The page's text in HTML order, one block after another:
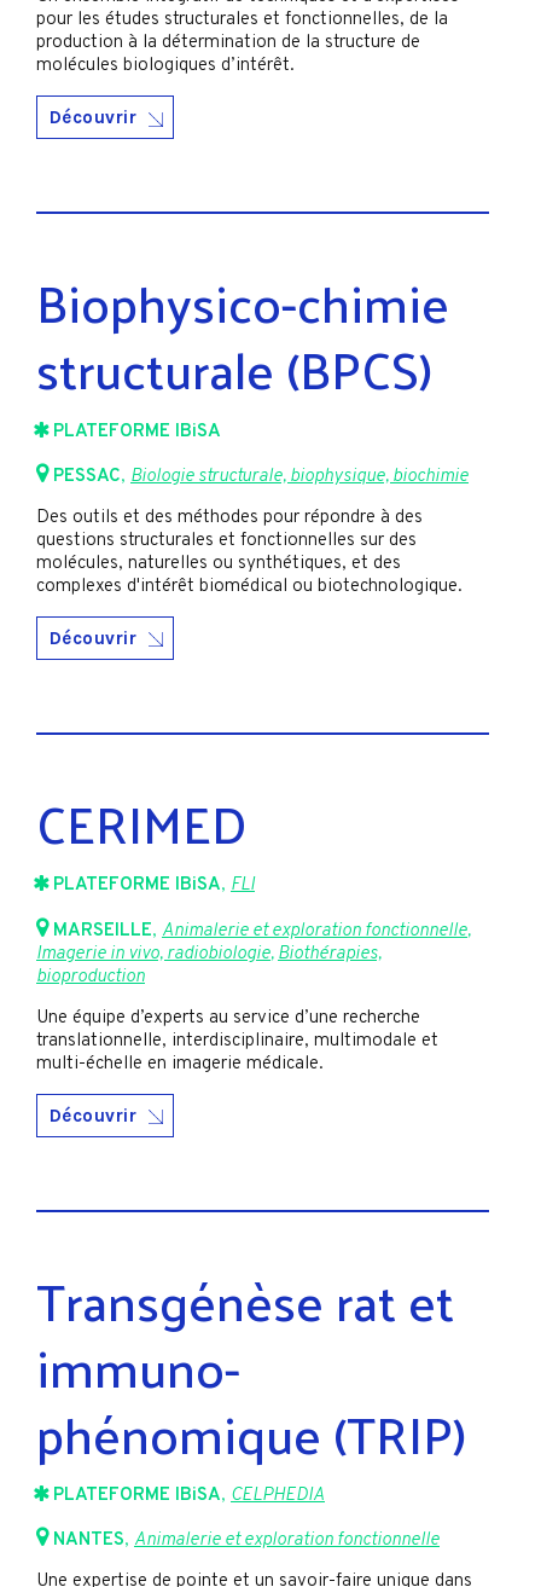
pour les études structurales et fonctionnelles, de la
production à la détermination de la structure de
molécules biologiques d’intérêt.
Découvrir
Biophysico-chimie
structurale (BPCS)
PLATEFORME IBiSA
PESSAC, Biologie structurale, biophysique, biochimie
Des outils et des méthodes pour répondre à des
questions structurales et fonctionnelles sur des
molécules, naturelles ou synthétiques, et des
complexes d'intérêt biomédical ou biotechnologique.
Découvrir
CERIMED
PLATEFORME IBiSA, FLI
MARSEILLE, Animalerie et exploration fonctionnelle,
Imagerie in vivo, radiobiologie, Biothérapies,
bioproduction
Une équipe d’experts au service d’une recherche
translationnelle, interdisciplinaire, multimodale et
multi-échelle en imagerie médicale.
Découvrir
Transgénèse rat et
immuno-
phénomique (TRIP)
PLATEFORME IBiSA, CELPHEDIA
NANTES, Animalerie et exploration fonctionnelle
Une expertise de pointe et un savoir-faire unique dans